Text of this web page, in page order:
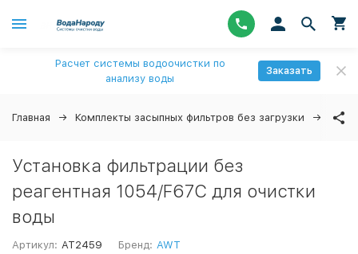
Расчет системы водоочистки по
анализу воды
Заказать
Главная Комплекты засыпных фильтров без загрузки
Установка фильтрации без
реагентная 1054/F67C для очистки
воды
Артикул: AT2459 Бренд: AWT